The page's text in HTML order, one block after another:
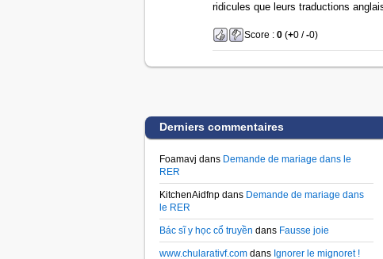
ridicules que leurs traductions
Score : 0(+0 /-0)
Derniers commentaires
Foamavj dans Demande de mariage dans le
RER
KitchenAidfnp dans Demande de mariage dans
le RER
Bác sĩ y học cổ truyền dans Fausse joie
www.chularativf.com dans Ignorer le mignoret !